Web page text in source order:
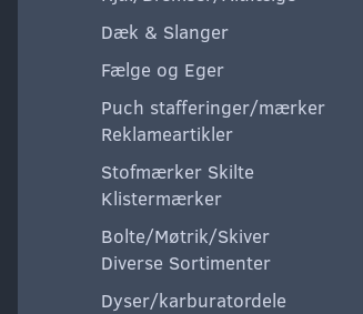
Dæk & Slanger
Fælge og Eger
Puch stafferinger/mærker
Reklameartikler
Stofmærker Skilte
Klistermærker
Bolte/Møtrik/Skiver
Diverse Sortimenter
Dyser/karburatordele